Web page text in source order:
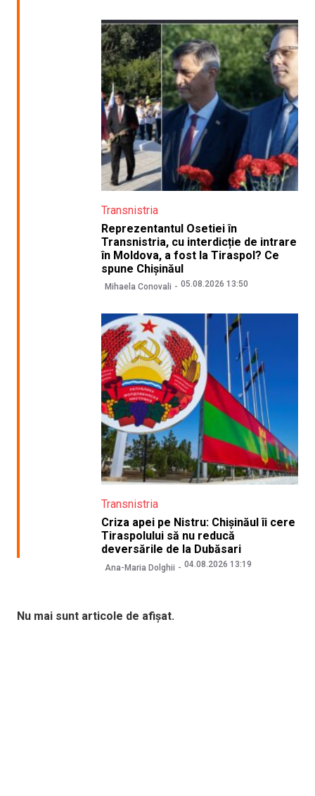
Transnistria
Reprezentantul Osetiei în
Transnistria, cu interdicție de intrare
în Moldova, a fost la Tiraspol? Ce
spune Chișinăul
Mihaela Conovali 05.08.2026 13:50
Transnistria
Criza apei pe Nistru: Chișinăul îi cere
Tiraspolului să nu reducă
deversările de la Dubăsari
Ana-Maria Dolghii 04.08.2026 13:19
Nu mai sunt articole de afișat.